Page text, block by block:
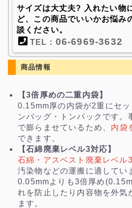
サイズは大丈夫? 入れたい物
ど、この商品でいいかお悩み
談ください。
TEL： 06-6969-3632
商品情報
【3倍厚めの二重内袋】
0.15mm厚の内袋が2重にセッ
ンバッグ・トンパックです。
で膨らませているため、 内袋
できます。
【石綿廃棄レベル3対応】
石綿・アスベスト廃棄レベル
汚染物などの運搬に適してい
0.05mmよりも3倍厚め
れを防止したり内容物を外気
ます。